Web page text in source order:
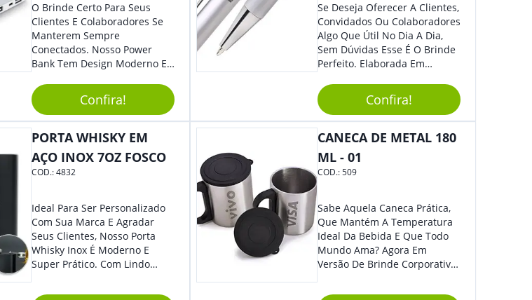
O Brinde Certo Para Seus
Clientes E Colaboradores Se
Manterem Sempre
Conectados. Nosso Power
Bank Tem Design Moderno E
Na Bolsa Ou Na Mochila.
Compatível Com Diversos
Aparelhos, O Brinde É Super
Eficiente E Ágil, Ideal Para
Dia A Dia. Personalize-O Com
Sua Marca E Tenha Ainda
Feiras De Negócios.
Confira!
Se Deseja Oferecer A Clientes,
Convidados Ou Colaboradores
Algo Que Útil No Dia A Dia,
Sem Dúvidas Esse É O Brinde
Perfeito. Elaborada Em
Com Detalhes Em Metal, Essa
Incrível Caneta Esferográfica É
Acionada Na Por Clic Na Parte
Superior.
Confira!
PORTA WHISKY EM
AÇO INOX 7OZ FOSCO
COD.:4832
Ideal Para Ser Personalizado
Com Sua Marca E Agradar
Seus Clientes, Nosso Porta
Whisky Inox É Moderno E
Super Prático. Com Lindo
Grande Diferencial Em
CANECA DE METAL 180
ML - 01
COD.:509
Sabe Aquela Caneca Prática,
Que Mantém A Temperatura
Ideal Da Bebida E Que Todo
Mundo Ama? Agora Em
Versão De Brinde Corporativo
Sua Marca Com Muito Estilo E